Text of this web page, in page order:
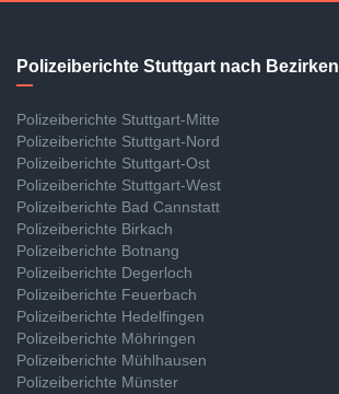
Polizeiberichte Stuttgart nach Bezirken
Polizeiberichte Stuttgart-Mitte
Polizeiberichte Stuttgart-Nord
Polizeiberichte Stuttgart-Ost
Polizeiberichte Stuttgart-West
Polizeiberichte Bad Cannstatt
Polizeiberichte Birkach
Polizeiberichte Botnang
Polizeiberichte Degerloch
Polizeiberichte Feuerbach
Polizeiberichte Hedelfingen
Polizeiberichte Möhringen
Polizeiberichte Mühlhausen
Polizeiberichte Münster